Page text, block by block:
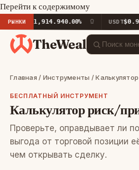
Перейти к содержимому
РЫНКИ
ETH$1,914.940.00% USDT
TheWeal
Главная / Инструменты /
БЕСПЛАТНЫЙ ИНСТРУМЕНТ
Калькулятор риск/
Проверьте, оправдывает ли
выгода от торговой позиции
чем открывать сделку.